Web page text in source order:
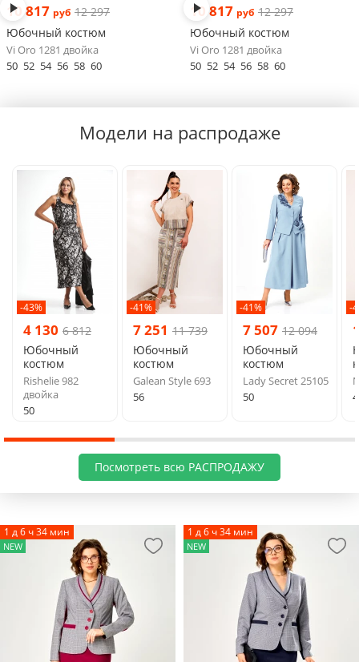
10 817 руб 12 297
Юбочный костюм
Vi Oro 1281 двойка
50 52 54 56 58 60
10 817 руб 12 297
Юбочный костюм
Vi Oro 1281 двойка
50 52 54 56 58 60
Модели на распродаже
-43%
4 130 6 812
Юбочный
костюм
Rishelie 982
двойка
50
-41%
7 251 11 739
Юбочный
костюм
Galean Style 693
56
-41%
7 507 12 094
Юбочный
костюм
Lady Secret 25105
50
-
Посмотреть всю РАСПРОДАЖУ
1 д 6 ч 34 мин
NEW
1 д 6 ч 34 мин
NEW